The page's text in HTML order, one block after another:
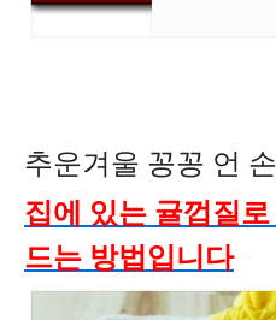
추운겨울 꽁꽁 언
집에 있는 귤껍질
드는 방법입니다